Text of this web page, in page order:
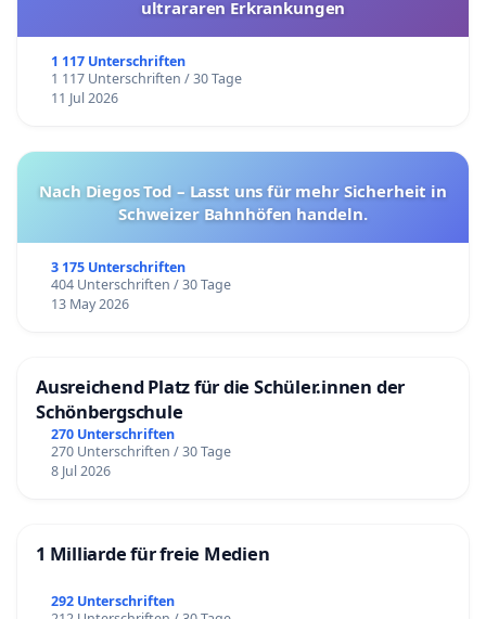
ultrararen Erkrankungen
1 117 Unterschriften
1 117 Unterschriften / 30 Tage
11 Jul 2026
Nach Diegos Tod – Lasst uns für mehr Sicherheit in
Schweizer Bahnhöfen handeln.
3 175 Unterschriften
404 Unterschriften / 30 Tage
13 May 2026
Ausreichend Platz für die Schüler.innen der
Schönbergschule
270 Unterschriften
270 Unterschriften / 30 Tage
8 Jul 2026
1 Milliarde für freie Medien
292 Unterschriften